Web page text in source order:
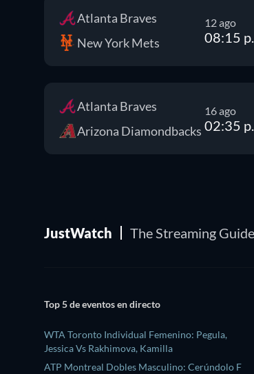
Atlanta Braves
New York Mets
12 ago
08:15 p.
Atlanta Braves
Arizona Diamondbacks
16 ago
02:35 p.
JustWatch The Streaming Guide
Top 5 de eventos en directo
WTA Toronto Individual Femenino: Pegula,
Jessica Vs Rakhimova, Kamilla
ATP Montreal Dobles Masculino: Cerúndolo F